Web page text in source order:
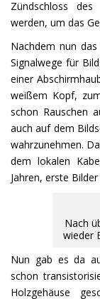
Zündschloss
werden, um das
Nachdem nun
Signalwege für
einer
weißem Kopf,
schon Rauschen
auch auf dem
wahrzunehmen.
dem lokalen
Jahren, erste
Nach
wieder
Nun gab es da
schon
Holzgehäuse